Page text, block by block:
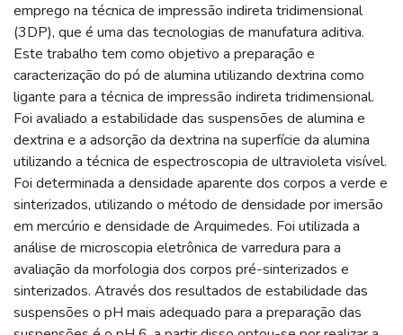
emprego na técnica de impressão indireta tridimensional
(3DP), que é uma das tecnologias de manufatura aditiva.
Este trabalho tem como objetivo a preparação e
caracterização do pó de alumina utilizando dextrina como
ligante para a técnica de impressão indireta tridimensional.
Foi avaliado a estabilidade das suspensões de alumina e
dextrina e a adsorção da dextrina na superfície da alumina
utilizando a técnica de espectroscopia de ultravioleta visível.
Foi determinada a densidade aparente dos corpos a verde e
sinterizados, utilizando o método de densidade por imersão
em mercúrio e densidade de Arquimedes. Foi utilizada a
análise de microscopia eletrônica de varredura para a
avaliação da morfologia dos corpos pré-sinterizados e
sinterizados. Através dos resultados de estabilidade das
suspensões o pH mais adequado para a preparação das